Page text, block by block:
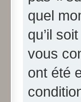
quel
qu’il
vous
ont été